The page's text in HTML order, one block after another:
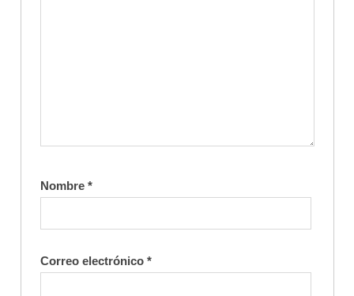
Nombre *
Correo electrónico *